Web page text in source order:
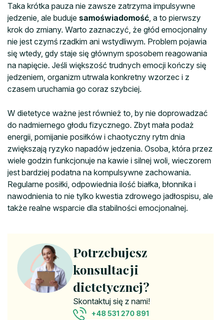
Taka krótka pauza nie zawsze zatrzyma impulsywne
jedzenie, ale buduje samoświadomość , a to pierwszy
krok do zmiany. Warto zaznaczyć, że głód emocjonalny
nie jest czymś rzadkim ani wstydliwym. Problem pojawia
się wtedy, gdy staje się głównym sposobem reagowania
na napięcie. Jeśli większość trudnych emocji kończy się
jedzeniem, organizm utrwala konkretny wzorzec i z
czasem uruchamia go coraz szybciej.
W dietetyce ważne jest również to, by nie doprowadzać
do nadmiernego głodu fizycznego. Zbyt mała podaż
energii, pomijanie posiłków i chaotyczny rytm dnia
zwiększają ryzyko napadów jedzenia. Osoba, która przez
wiele godzin funkcjonuje na kawie i silnej woli, wieczorem
jest bardziej podatna na kompulsywne zachowania.
Regularne posiłki, odpowiednia ilość białka, błonnika i
nawodnienia to nie tylko kwestia zdrowego jadłospisu, ale
także realne wsparcie dla stabilności emocjonalnej.
Potrzebujesz
konsultacji
dietetycznej?
Skontaktuj się z nami!
+48 531 270 891